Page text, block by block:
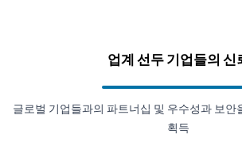
업계 선두 기업들의 신
글로벌 기업들과의 파트너십 및 우수성과 보안
획득